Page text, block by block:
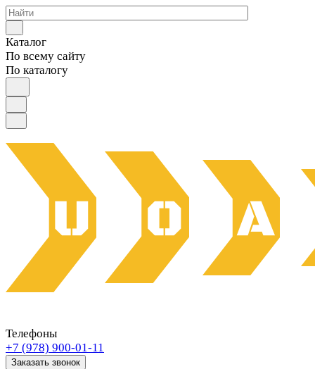
Каталог
По всему сайту
По каталогу
Телефоны
+7 (978) 900-01-11
Заказать звонок